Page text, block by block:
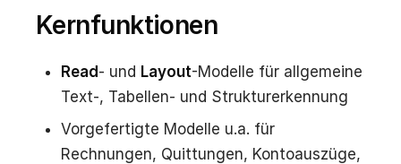
Kernfunktionen
Read - und Layout-Modelle für allgemeine
Text-, Tabellen- und Strukturerkennung
Vorgefertigte Modelle u.a. für
Rechnungen, Quittungen, Kontoauszüge,